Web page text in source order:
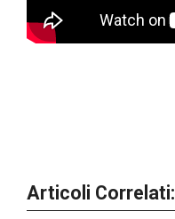
Articoli Correlati: